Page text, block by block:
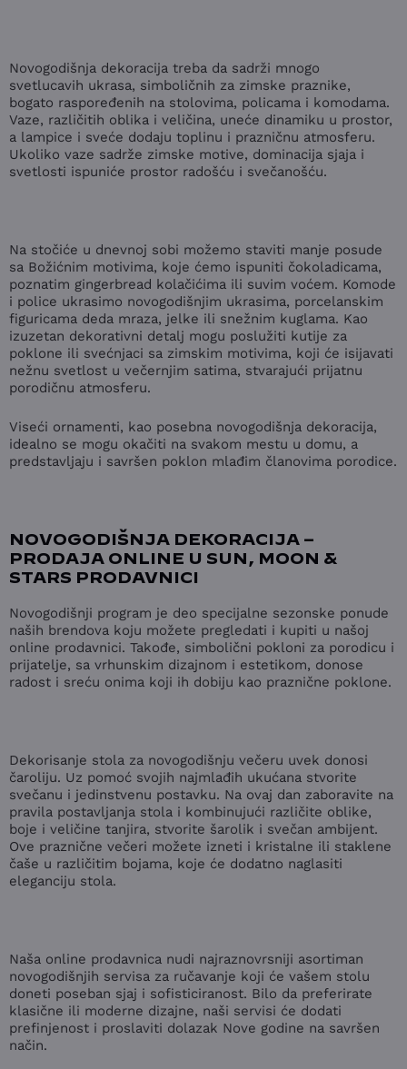
Novogodišnja dekoracija treba da sadrži mnogo
svetlucavih ukrasa, simboličnih za zimske praznike,
bogato raspoređenih na stolovima, policama i komodama.
Vaze, različitih oblika i veličina, uneće dinamiku u prostor,
a lampice i sveće dodaju toplinu i prazničnu atmosferu.
Ukoliko vaze sadrže zimske motive, dominacija sjaja i
svetlosti ispuniće prostor radošću i svečanošću.
Na stočiće u dnevnoj sobi možemo staviti manje posude
sa Božićnim motivima, koje ćemo ispuniti čokoladicama,
poznatim gingerbread kolačićima ili suvim voćem. Komode
i police ukrasimo novogodišnjim ukrasima, porcelanskim
figuricama deda mraza, jelke ili snežnim kuglama. Kao
izuzetan dekorativni detalj mogu poslužiti kutije za
poklone ili svećnjaci sa zimskim motivima, koji će isijavati
nežnu svetlost u večernjim satima, stvarajući prijatnu
porodičnu atmosferu.
Viseći ornamenti, kao posebna novogodišnja dekoracija,
idealno se mogu okačiti na svakom mestu u domu, a
predstavljaju i savršen poklon mlađim članovima porodice.
NOVOGODIŠNJA DEKORACIJA –
PRODAJA ONLINE U SUN, MOON &
STARS PRODAVNICI
Novogodišnji program je deo specijalne sezonske ponude
naših brendova koju možete pregledati i kupiti u našoj
online prodavnici. Takođe, simbolični pokloni za porodicu i
prijatelje, sa vrhunskim dizajnom i estetikom, donose
radost i sreću onima koji ih dobiju kao praznične poklone.
Dekorisanje stola za novogodišnju večeru uvek donosi
čaroliju. Uz pomoć svojih najmlađih ukućana stvorite
svečanu i jedinstvenu postavku. Na ovaj dan zaboravite na
pravila postavljanja stola i kombinujući različite oblike,
boje i veličine tanjira, stvorite šarolik i svečan ambijent.
Ove praznične večeri možete izneti i kristalne ili staklene
čaše u različitim bojama, koje će dodatno naglasiti
eleganciju stola.
Naša online prodavnica nudi najraznovrsniji asortiman
novogodišnjih servisa za ručavanje koji će vašem stolu
doneti poseban sjaj i sofisticiranost. Bilo da preferirate
klasične ili moderne dizajne, naši servisi će dodati
prefinjenost i proslaviti dolazak Nove godine na savršen
način.